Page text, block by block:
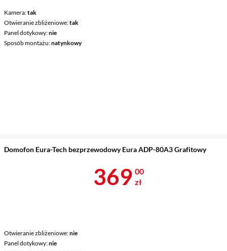
Kamera tak
Otwieranie zbliżeniowe tak
Panel dotykowy nie
Sposób montażu natynkowy
Domofon Eura-Tech bezprzewodowy Eura ADP-80A3 Grafitowy
Otwieranie zbliżeniowe nie
Panel dotykowy nie
Cena 369 zł
369 00
zł